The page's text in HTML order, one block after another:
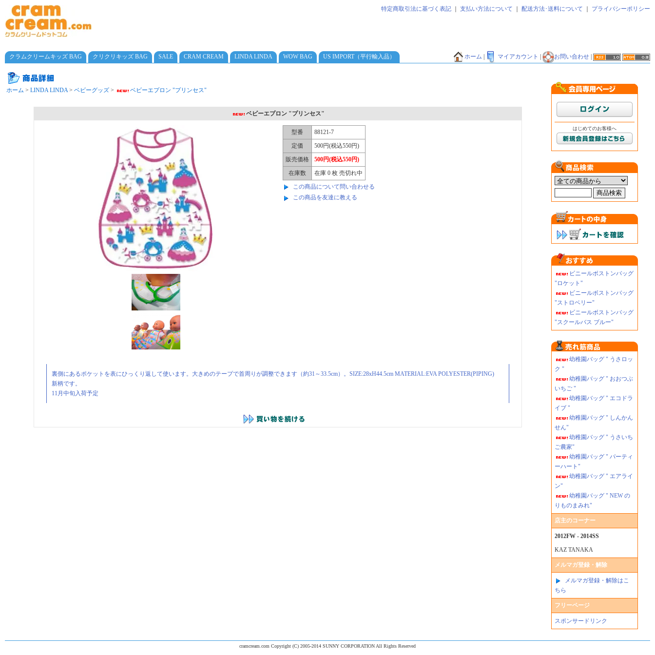
特定商取引法に基づく表記 支払い方法について 配送方法･送料について プライバシーポリシー
クラムクリームキッズ BAG クリクリキッズ BAG SALE CRAM CREAM LINDA LINDA WOW BAG US IMPORT（平行輸入品） ホーム | マイアカウント | お問い合わせ |
ホーム > LINDA LINDA> ベビーグッズ > ベビーエプロン "プリンセス"
ベビーエプロン "プリンセス"
型番
88121-7
定価
500円(税込550円)
販売価格
500円(税込550円)
在庫数
在庫 0 枚 売切れ中
この商品について問い合わせる
この商品を友達に教える
裏側にあるポケットを表にひっくり返して使います。大きめのテープで首周りが調整できます（約31～33.5cm）。SIZE:28xH44.5cm MATERIAL:EVA POLYESTER(PIPING)
新柄です。
11月中旬入荷予定
はじめてのお客様へ
ビニールボストンバッグ
"ロケット"
ビニールボストンバッグ
"ストロベリー"
ビニールボストンバッグ
"スクールバス ブルー"
幼稚園バッグ " うさロッ
ク "
幼稚園バッグ " おおつぶ
いちご "
幼稚園バッグ " エコドラ
イブ "
幼稚園バッグ " しんかん
せん"
幼稚園バッグ " うさいち
ご農家"
幼稚園バッグ " パーティ
ーハート"
幼稚園バッグ " エアライ
ン"
幼稚園バッグ " NEW の
りものまみれ"
店主のコーナー
2012FW - 2014SS
KAZ TANAKA
メルマガ登録・解除
メルマガ登録・解除はこ
ちら
フリーページ
スポンサードリンク
cramcream.com Copyright (C) 2005-2014 SUNNY CORPORATION All Rights Reserved